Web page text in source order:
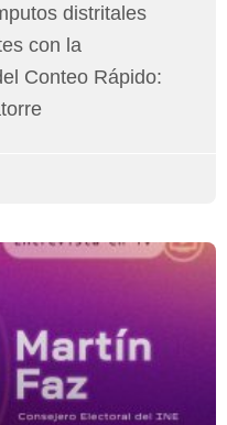
distritales
con la
Conteo Rápido: